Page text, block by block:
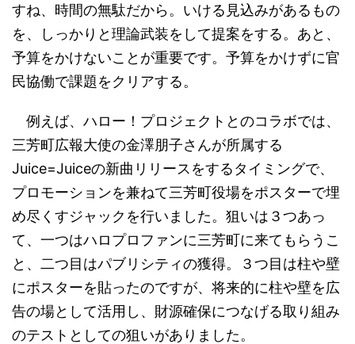
すね、時間の無駄だから。いける見込みがあるもの
を、しっかりと理論武装をして提案をする。あと、
予算をかけないことが重要です。予算をかけずに官
民協働で課題をクリアする。
例えば、ハロー！プロジェクトとのコラボでは、
三芳町広報大使の金澤朋子さんが所属する
Juice=Juiceの新曲リリースをするタイミングで、
プロモーションを兼ねて三芳町役場をポスターで埋
め尽くすジャックを行いました。狙いは３つあっ
て、一つはハロプロファンに三芳町に来てもらうこ
と、二つ目はパブリシティの獲得。３つ目は柱や壁
にポスターを貼ったのですが、将来的に柱や壁を広
告の場として活用し、財源確保につなげる取り組み
のテストとしての狙いがありました。